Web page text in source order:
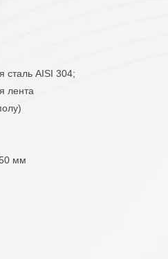
сталь AISI 304;
лента
мм